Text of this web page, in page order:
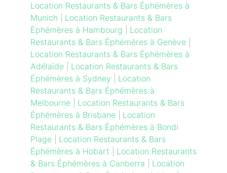
Location Restaurants & Bars Éphémères à
Munich
Location Restaurants & Bars
Éphémères à Hambourg
Location
Restaurants & Bars Éphémères à Genève|
Location Restaurants & Bars Éphémères à
Adélaïde| Location Restaurants & Bars
Éphémères à Sydney
Location
Restaurants & Bars Éphémères à
Melbourne| Location Restaurants & Bars
Éphémères à Brisbane| Location
Restaurants & Bars Éphémères à Bondi
Plage| Location Restaurants & Bars
Éphémères à Hobart
Location Restaurants
& Bars Éphémères à Canberra
Location